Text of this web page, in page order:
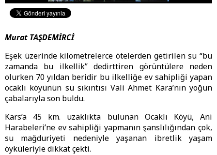
Murat TAŞDEMİRCİ
Eşek üzerinde kilometrelerce ötelerden getirilen su “bu
zamanda bu ilkellik” dedirttiren görüntülere neden
olurken 70 yıldan beridir bu ilkelliğe ev sahipliği yapan
ocaklı köyünün su sıkıntısı Vali Ahmet Kara’nın yoğun
çabalarıyla son buldu.
Kars’a 45 km. uzaklıkta bulunan Ocaklı Köyü, Ani
Harabeleri’ne ev sahipliği yapmanın şanslılığından çok,
su mağduriyeti nedeniyle yaşanan ibretlik yaşam
öyküleriyle dikkat çekti.